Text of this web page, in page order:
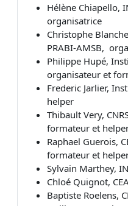
Hélène Chiapello,
organisatrice
Christophe
PRABI-AMSB,
Philippe Hupé,
organisateur et
Frederic Jarlier,
helper
Thibault Very,
formateur et
Raphael Guerois,
formateur et
Sylvain Marthey,
Chloé Quignot,
Baptiste Roelens,